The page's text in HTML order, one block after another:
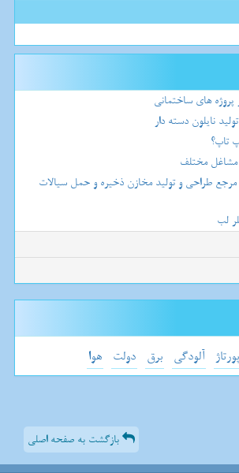
پروژه های ساختمانی
نایلون دسته دار
تاپ؟
مشاغل مختلف
طراحی و تولید مخازن ذخیره و حمل سیالات
لب
آلودگی برق دولت هوا
بازگشت به صفحه اصلی